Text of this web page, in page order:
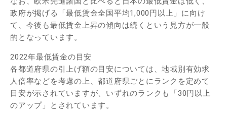
政府が掲げる「最低賃金全国平均1,000円以上」に向け
て、今後も最低賃金上昇の傾向は続くという見方が一般
的となっています。
2022年最低賃金の目安
各都道府県の引上げ額の目安については、地域別有効求
人倍率などを考慮の上、都道府県ごとにランクを定めて
目安が示されていますが、いずれのランクも「30円以上
のアップ」とされています。